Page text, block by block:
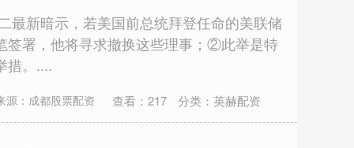
最新暗示，若美国前总统拜登任命的美联储
签署，他将寻求撤换这些理事；②此举是特
措。....
源：成都股票配资 查看： 217 分类： 英赫配资